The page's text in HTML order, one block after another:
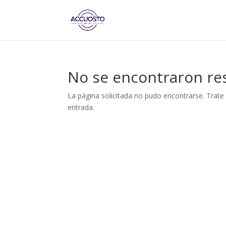
No se encontraron
La página solicitada no pudo encontrarse.
entrada.